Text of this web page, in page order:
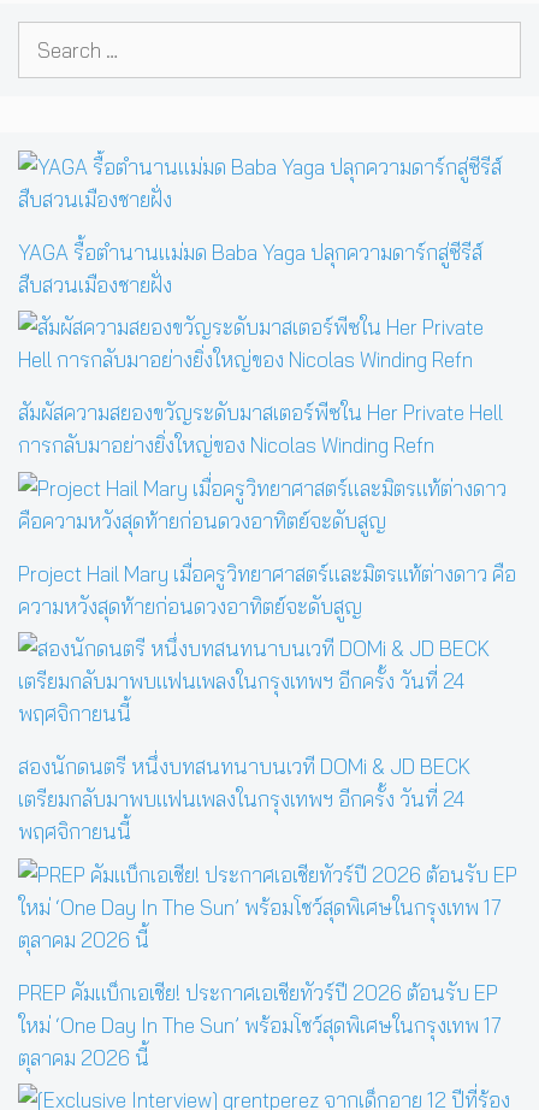
Search
YAGA รื้อตำนานแม่มด Baba Yaga ปลุกความดาร์กสู่ซีรีส์
สืบสวนเมืองชายฝั่ง
สัมผัสความสยองขวัญระดับมาสเตอร์พีซใน Her Private Hell
การกลับมาอย่างยิ่งใหญ่ของ Nicolas Winding Refn
Project Hail Mary เมื่อครูวิทยาศาสตร์และมิตรแท้ต่างดาว คือ
ความหวังสุดท้ายก่อนดวงอาทิตย์จะดับสูญ
สองนักดนตรี หนึ่งบทสนทนาบนเวที DOMi & JD BECK
เตรียมกลับมาพบแฟนเพลงในกรุงเทพฯ อีกครั้ง วันที่ 24
พฤศจิกายนนี้
PREP คัมแบ็กเอเชีย! ประกาศเอเชียทัวร์ปี 2026 ต้อนรับ EP
ใหม่ ‘One Day In The Sun’ พร้อมโชว์สุดพิเศษในกรุงเทพ 17
ตุลาคม 2026 นี้